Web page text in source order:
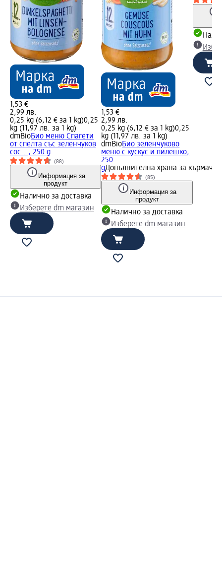
1,53 €
2,99 лв.
0,25 kg (6,12 € за 1 kg)0,25
kg (11,97 лв. за 1 kg)
dmBioБио меню Спагети
от спелта със зеленчуков
сос..., 250 g
(88)
Информация за
продукт
Налично за доставка
Изберете dm магазин
1,53 €
2,99 лв.
0,25 kg (6,12 € за 1 kg)0,25
kg (11,97 лв. за 1 kg)
dmBioБио зеленчуково
меню с кускус и пилешко,
250
gДопълнителна храна за
(85)
Информация за
продукт
Налично за доставка
Изберете dm магазин